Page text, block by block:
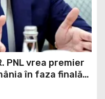
PNL vrea premier
în faza finală